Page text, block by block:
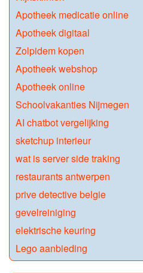
Apotheek medicatie online
Apotheek digitaal
Zolpidem kopen
Apotheek webshop
Apotheek online
Schoolvakanties Nijmegen
AI chatbot vergelijking
sketchup interieur
wat is server side traking
restaurants antwerpen
prive detective belgie
gevelreiniging
elektrische keuring
Lego aanbieding